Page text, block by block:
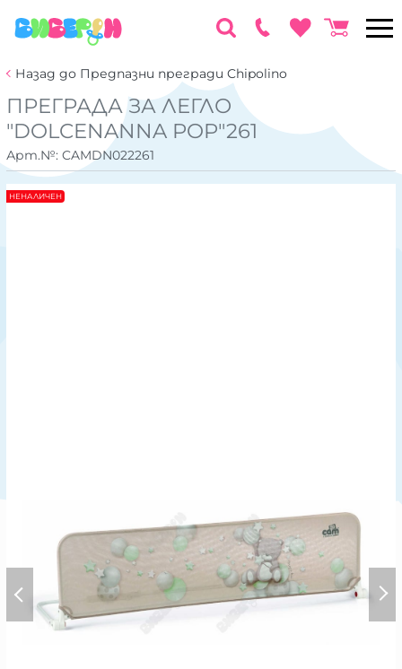
Назад до Предпазни прегради Chipolino
ПРЕГРАДА ЗА ЛЕГЛО
"DOLCENANNA POP"261
Арт.№: CAMDN022261
НЕНАЛИЧЕН